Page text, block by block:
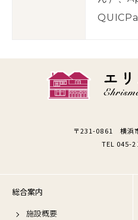
〒231-0861 横浜
TEL 045-
総合案内
施設概要